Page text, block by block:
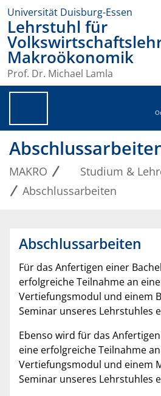
Universität Duisburg-Essen
Lehrstuhl für
Makroökonomik
Prof. Dr. Michael Lamla
MAKRO
Studium &
Abschlussarbeiten
Abschlussarbeiten
Für das Anfertigen einer
erfolgreiche Teilnahme an
Vertiefungsmodul und einem
Seminar unseres Lehrstuhles
Ebenso wird für das
eine erfolgreiche Teilnahme
Vertiefungsmodul und einem
Seminar unseres Lehrstuhles